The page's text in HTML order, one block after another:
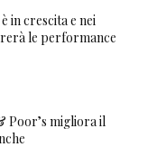
in crescita e nei
le performance
Poor’s migliora il